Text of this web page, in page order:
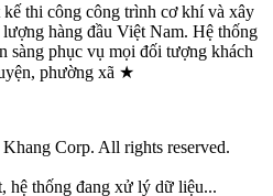
thi công công trình cơ khí và xây
hàng đầu Việt Nam. Hệ thống
sàng phục vụ mọi đối tượng khách
phường xã ★
Corp. All rights reserved.
hệ thống đang xử lý dữ liệu...